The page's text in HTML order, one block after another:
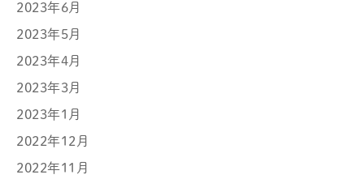
2023年6月
2023年5月
2023年4月
2023年3月
2023年1月
2022年12月
2022年11月